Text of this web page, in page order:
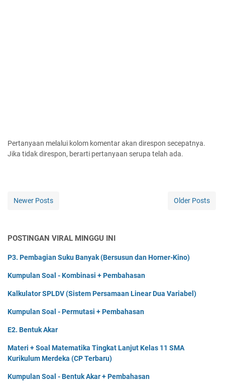
Pertanyaan melalui kolom komentar akan direspon secepatnya.
Jika tidak direspon, berarti pertanyaan serupa telah ada.
Newer Posts Older Posts
POSTINGAN VIRAL MINGGU INI
P3. Pembagian Suku Banyak (Bersusun dan Horner-Kino)
Kumpulan Soal - Kombinasi + Pembahasan
Kalkulator SPLDV (Sistem Persamaan Linear Dua Variabel)
Kumpulan Soal - Permutasi + Pembahasan
E2. Bentuk Akar
Materi + Soal Matematika Tingkat Lanjut Kelas 11 SMA
Kurikulum Merdeka (CP Terbaru)
Kumpulan Soal - Bentuk Akar + Pembahasan